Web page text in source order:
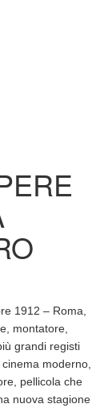
1912 – Roma,
montatore,
grandi registi
moderno,
pellicola che
nuova stagione